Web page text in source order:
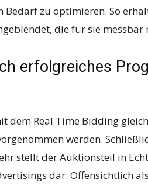
Bedarf zu optimieren. So
die für sie messbar
erfolgreiches
dem Real Time Bidding
werden.
stellt der Auktionsteil in
dar. Offensichtlich